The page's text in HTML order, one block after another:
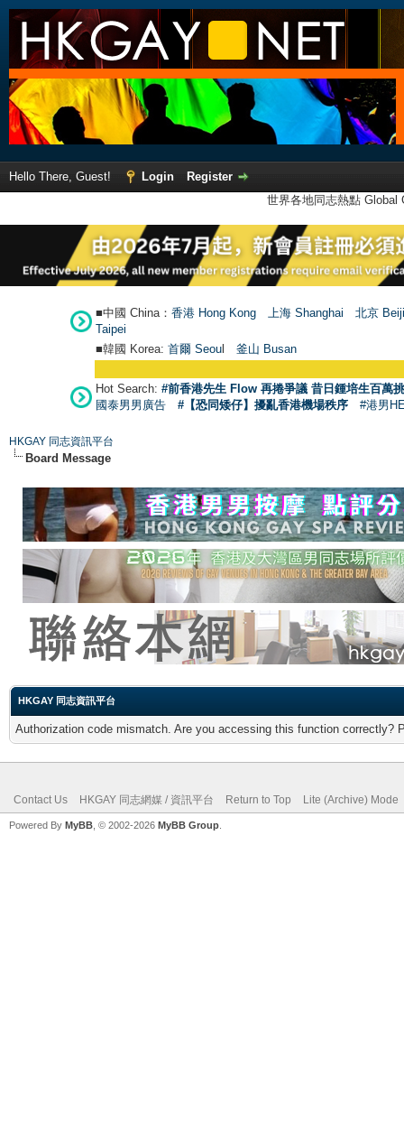
Hello There, Guest! Login
Register
世界各地同志熱點
■中國 China： 香港 Hong Kong 上海 Shanghai
北京
Taipei
■韓國 Korea: 首爾 Seoul 釜山 Busan
Hot Search: #前香港先生 Flow 再捲爭議 昔日鍾培生百萬
國泰男男廣告
#【恐同矮仔】擾亂香港機場秩序 #港男
HKGAY 同志資訊平台
Board Message
HKGAY 同志資訊平台
Authorization code mismatch. Are you accessing this function correctly?
Contact Us HKGAY 同志網媒 / 資訊平台 Return to Top Lite (Archive) Mode
Powered By MyBB , © 2002-2026 MyBB Group